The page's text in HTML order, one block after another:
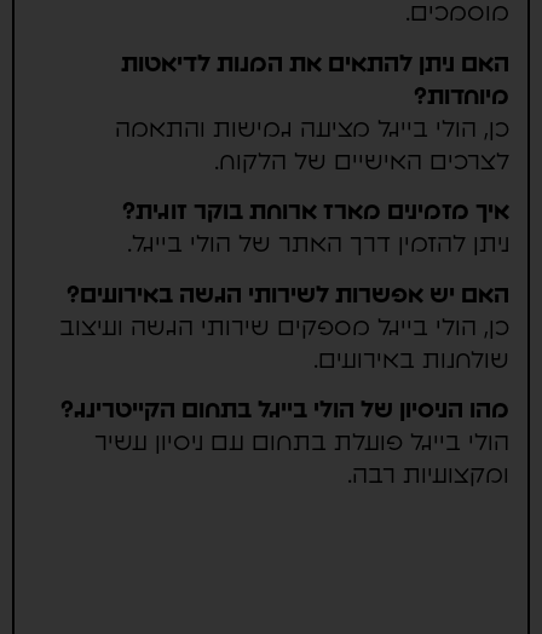
מוסמכים.
האם ניתן להתאים את המנות לדיאטות
מיוחדות?
כן, הולי בייגל מציעה גמישות והתאמה
לצרכים האישיים של הלקוח.
איך מזמינים מארז ארוחת בוקר זוגית?
ניתן להזמין דרך האתר של הולי בייגל.
האם יש אפשרות לשירותי הגשה באירועים?
כן, הולי בייגל מספקים שירותי הגשה ועיצוב
שולחנות באירועים.
מהו הניסיון של הולי בייגל בתחום הקייטרינג?
הולי בייגל פועלת בתחום עם ניסיון עשיר
ומקצועיות רבה.